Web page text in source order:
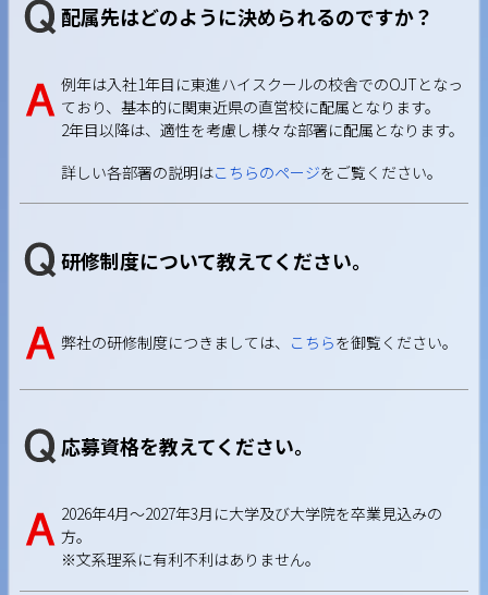
配属先はどのように決められるのですか？
例年は入社1年目に東進ハイスクールの校舎でのOJTとなっ
ており、基本的に関東近県の直営校に配属となります。
2年目以降は、適性を考慮し様々な部署に配属となります。
詳しい各部署の説明はこちらのページをご覧ください。
研修制度について教えてください。
弊社の研修制度につきましては、 こちらを御覧ください。
応募資格を教えてください。
2026年4月～2027年3月に大学及び大学院を卒業見込みの
方。
※文系理系に有利不利はありません。